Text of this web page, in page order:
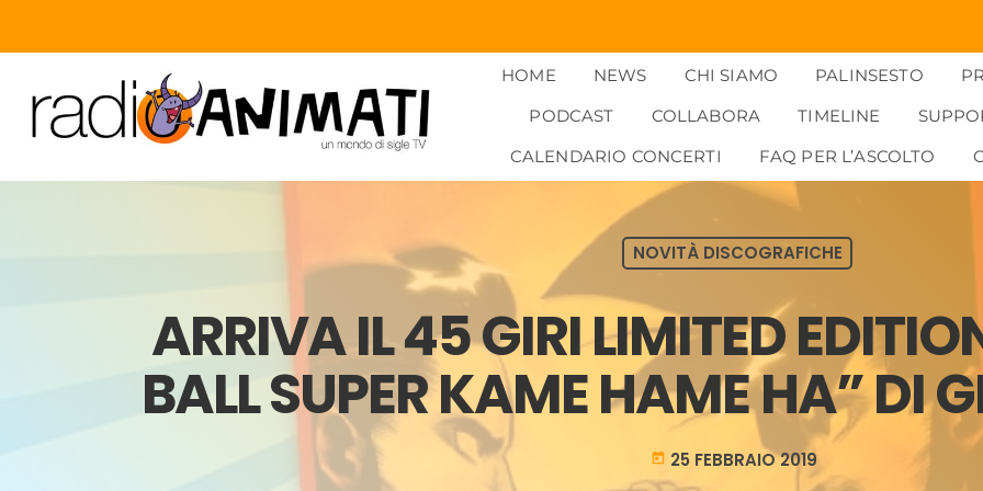
HOME NEWS CHI SIAMO PALINSESTO
PODCAST
COLLABORA TIMELINE
CALENDARIO CONCERTI
FAQ PER L’ASCOLTO
NOVITÀ DISCOGRAFICHE
ARRIVA IL 45 GIRI LIMITED
BALL SUPER KAME HAME HA” DI
today 25 FEBBRAIO 2019